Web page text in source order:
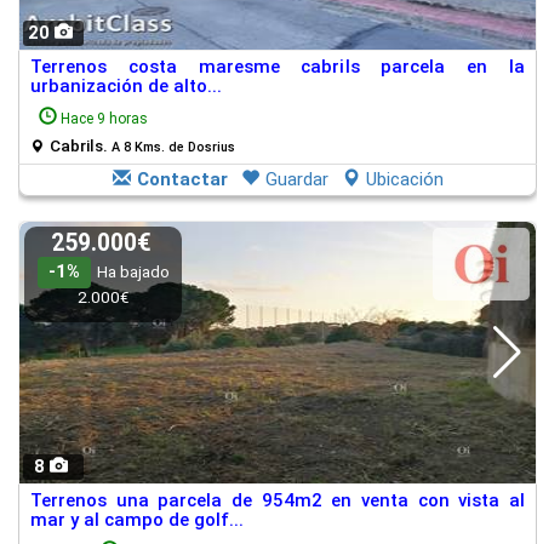
20
Terrenos costa maresme cabrils parcela en la
urbanización de alto...
Hace 9 horas
Cabrils. A 8 Kms. de Dosrius
Contactar Guardar Ubicación
8
259.000€
-1%
Ha bajado
2.000€
Terrenos una parcela de 954m2 en venta con vista al
mar y al campo de golf...